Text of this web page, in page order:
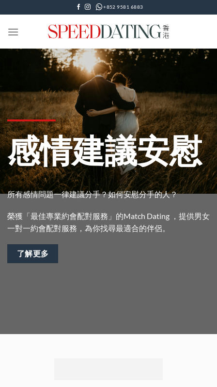
to
content
+852 9581 6883
感情建議安慰
所有感情問題一律建議分手？如何安慰分手的人？
榮獲「最佳專業約會配對服務」的Match Dating ，提供男女
一對一約會配對服務，為你找尋最適合的伴侶。
了解更多